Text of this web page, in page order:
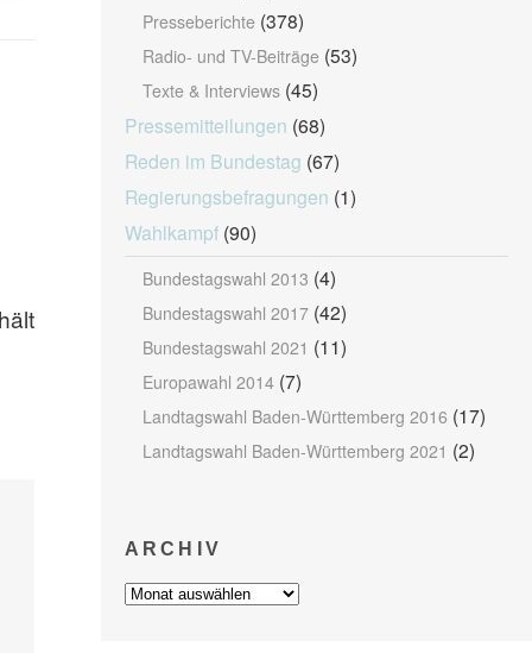
Presseberichte (378)
Radio- und TV-Beiträge (53)
Texte & Interviews(45)
Pressemitteilungen (68)
Reden im Bundestag (67)
Regierungsbefragungen (1)
Wahlkampf(90)
Bundestagswahl 2013 (4)
Bundestagswahl 2017(42)
Bundestagswahl 2021 (11)
Europawahl 2014(7)
Landtagswahl Baden-Württemberg 2016 (17)
Landtagswahl Baden-Württemberg 2021 (2)
ARCHIV
Archiv